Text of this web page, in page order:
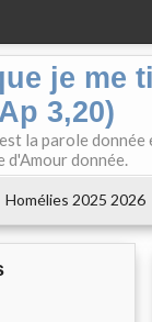
je me
3,20)
la parole
d'Amour donnée.
Homélies 2025 2026